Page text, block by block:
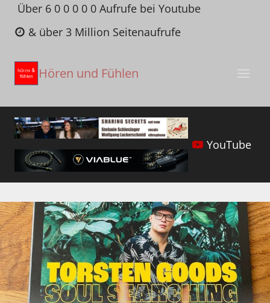
Zum
Inhalt
springen
Über 6 0 0 0 0 0 Aufrufe bei Youtube
& über 3 Million Seitenaufrufe
Hören und Fühlen
YouTube